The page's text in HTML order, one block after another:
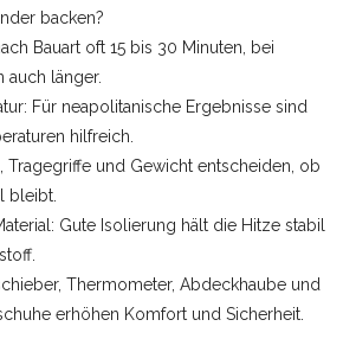
backen?
Bauart oft 15 bis 30 Minuten, bei
auch länger.
Für neapolitanische Ergebnisse sind
hilfreich.
Tragegriffe und Gewicht entscheiden, ob
bleibt.
Gute Isolierung hält die Hitze stabil
Thermometer, Abdeckhaube und
erhöhen Komfort und Sicherheit.